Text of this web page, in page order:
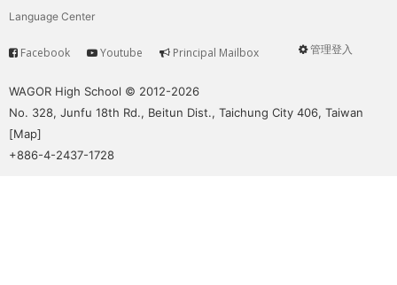
Language Center
User
管理登入
Service
Facebook Youtube Principal Mailbox
WAGOR High School © 2012-2026
No. 328, Junfu 18th Rd., Beitun Dist., Taichung City 406, Taiwan
[Map]
+886-4-2437-1728